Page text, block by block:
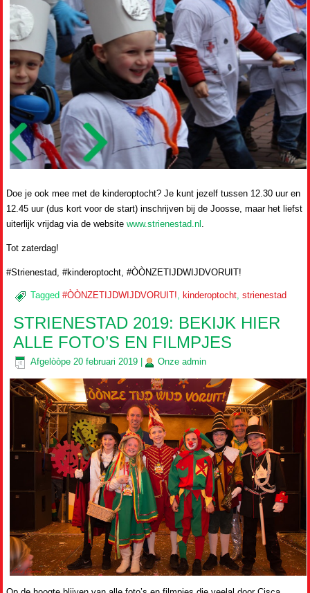
Doe je ook mee met de kinderoptocht? Je kunt jezelf tussen 12.30 uur en
12.45 uur (dus kort voor de start) inschrijven bij de Joosse, maar het liefst
uiterlijk vrijdag via de websitewww.strienestad.nl
Tot zaterdag!
#Strienestad, #kinderoptocht, #ÒÒNZETIJDWIJDVORUIT!
Tagged #ÒÒNZETIJDWIJDVORUIT!, kinderoptocht,strienestad
STRIENESTAD 2019: BEKIJK HIER
ALLE FOTO’S EN FILMPJES
Afgelòòpe 20 februari 2019 Onze admin